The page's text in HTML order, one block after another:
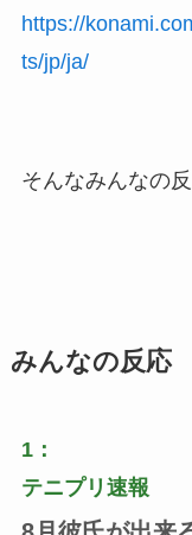
https://
ts/jp/ja/
そんなみんなの
みんなの反応
1：
テニプリ速報